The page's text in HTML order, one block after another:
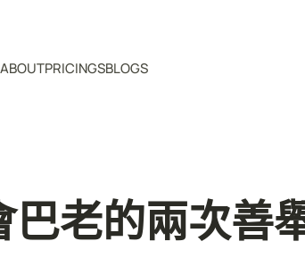
ABOUTPRICINGSBLOGS
老的兩次善